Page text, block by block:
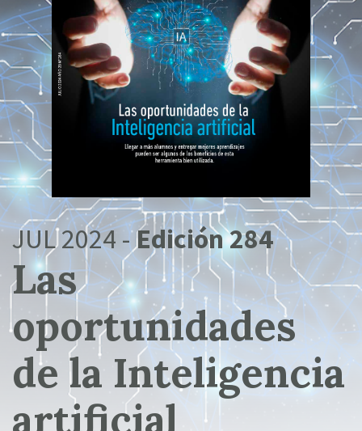
JUL 2024 -Edición 284
Las
oportunidades
de la Inteligencia
artificial